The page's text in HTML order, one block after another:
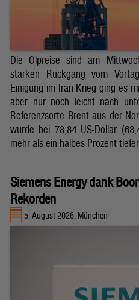
Die Ölpreise sind am
starken Rückgang vom
Einigung im Iran-Krieg ging es
aber nur noch leicht nach
Referenzsorte Brent aus der
wurde bei 78,84 US-Dollar
mehr als ein halbes Prozent
Siemens Energy dank
Rekorden
5. August 2026, München